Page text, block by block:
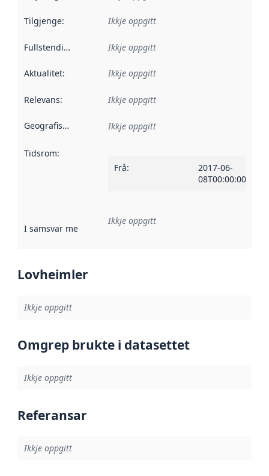
Tilgjenge: Ikkje oppgitt
Fullstendigheit Ikkje oppgitt
Aktualitet: Ikkje oppgitt
Relevans: Ikkje oppgitt
Geografisk område Ikkje oppgitt
Tidsrom:
Frå:
2017-06-
08T00:00:00Z
I samsvar med Referanse til ei implementeringsregel eller
Ikkje oppgitt
Lovheimler
Ikkje oppgitt
Omgrep brukte i datasettet
Ikkje oppgitt
Referansar
Ikkje oppgitt